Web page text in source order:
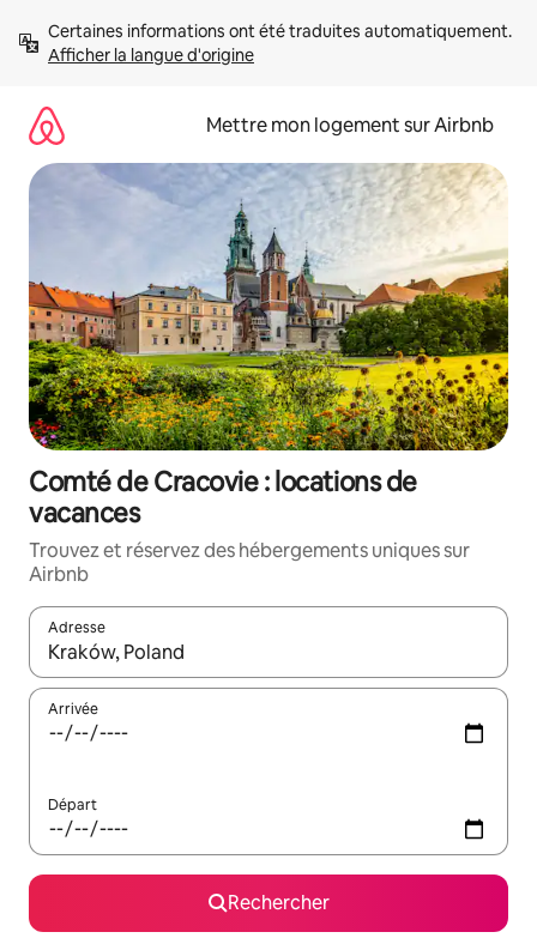
directement
Afficher la langue d'origine
Mettre mon logement sur Airbnb
Comté de Cracovie : locations de
vacances
Trouvez et réservez des hébergements uniques sur
Airbnb
Adresse
Lorsque les résultats s'affichent, utilisez les flèches vers le
Arrivée
Départ
Rechercher